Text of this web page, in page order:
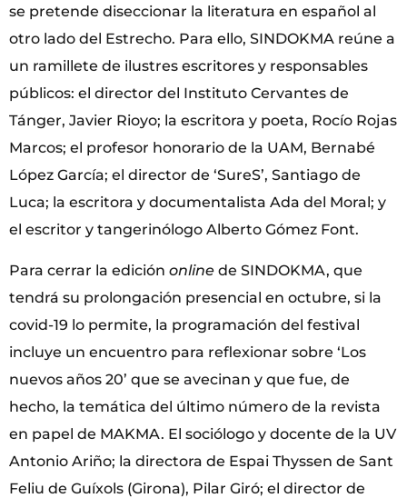
se pretende diseccionar la literatura en español al
otro lado del Estrecho. Para ello, SINDOKMA reúne a
un ramillete de ilustres escritores y responsables
públicos: el director del Instituto Cervantes de
Tánger, Javier Rioyo; la escritora y poeta, Rocío Rojas
Marcos; el profesor honorario de la UAM, Bernabé
López García; el director de ‘SureS’, Santiago de
Luca; la escritora y documentalista Ada del Moral; y
el escritor y tangerinólogo Alberto Gómez Font.
Para cerrar la edición online de SINDOKMA, que
tendrá su prolongación presencial en octubre, si la
covid-19 lo permite, la programación del festival
incluye un encuentro para reflexionar sobre ‘Los
nuevos años 20’ que se avecinan y que fue, de
hecho, la temática del último número de la revista
en papel de MAKMA. El sociólogo y docente de la UV
Antonio Ariño; la directora de Espai Thyssen de Sant
Feliu de Guíxols (Girona), Pilar Giró; el director de